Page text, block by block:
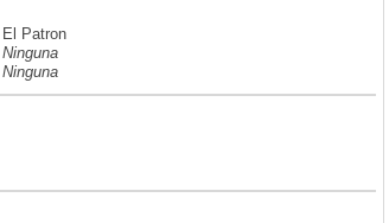
El Patron
Ninguna
Ninguna